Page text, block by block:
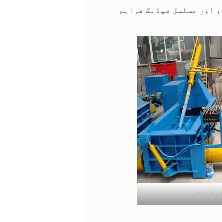
اور مسلسل فیڈنگ فراہم
اسٹاک